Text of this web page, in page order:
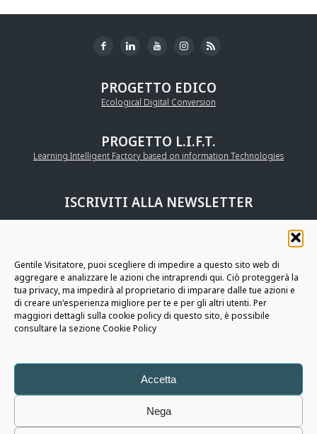
Gentile Visitatore, puoi scegliere di impedire a questo sito web di
aggregare e analizzare le azioni che intraprendi qui. Ciò proteggerà la
tua privacy, ma impedirà al proprietario di imparare dalle tue azioni e
di creare un'esperienza migliore per te e per gli altri utenti. Per
maggiori dettagli sulla cookie policy di questo sito, è possibile
consultare la sezione Cookie Policy
Accetta
Nega
PROGETTO EDICO
Ecological Digital Conversion
PROGETTO L.I.F.T.
Learning Intelligent Factory based on information Technologies
ISCRIVITI ALLA NEWSLETTER
RESTIAMO IN CONTATTO
Modello di Organizzazione, Gestione e Controllo ex D.LGS. 8 GIUGNO 2001 N.
|